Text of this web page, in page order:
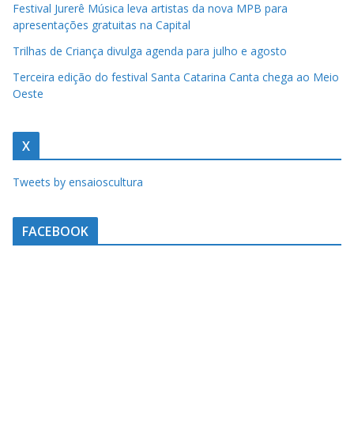
q
u
Festival Jurerê Música leva artistas da nova MPB para
apresentações gratuitas na Capital
Trilhas de Criança divulga agenda para julho e agosto
Terceira edição do festival Santa Catarina Canta chega ao Meio
Oeste
X
Tweets by ensaioscultura
FACEBOOK